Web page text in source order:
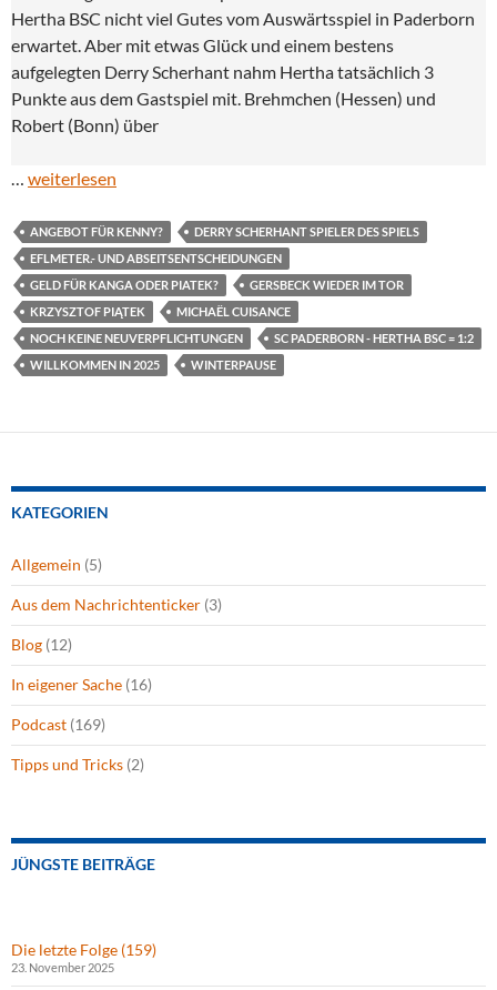
Hertha BSC nicht viel Gutes vom Auswärtsspiel in Paderborn
erwartet. Aber mit etwas Glück und einem bestens
aufgelegten Derry Scherhant nahm Hertha tatsächlich 3
Punkte aus dem Gastspiel mit. Brehmchen (Hessen) und
Robert (Bonn) über
… weiterlesen
ANGEBOT FÜR KENNY?
DERRY SCHERHANT SPIELER DES SPIELS
EFLMETER.- UND ABSEITSENTSCHEIDUNGEN
GELD FÜR KANGA ODER PIATEK?
GERSBECK WIEDER IM TOR
KRZYSZTOF PIĄTEK
MICHAËL CUISANCE
NOCH KEINE NEUVERPFLICHTUNGEN
SC PADERBORN - HERTHA BSC = 1:2
WILLKOMMEN IN 2025
WINTERPAUSE
KATEGORIEN
Allgemein (5)
Aus dem Nachrichtenticker (3)
Blog (12)
In eigener Sache (16)
Podcast (169)
Tipps und Tricks (2)
JÜNGSTE BEITRÄGE
Die letzte Folge (159)
23. November 2025